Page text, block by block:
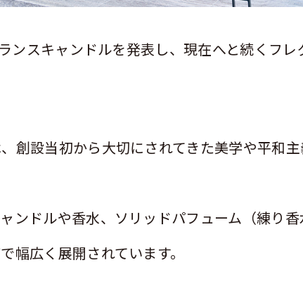
ンスキャンドルを発表し、現在へと続くフレ
創設当初から大切にされてきた美学や平和
ンドルや香水、ソリッドパフューム（練り
幅広く展開されています。